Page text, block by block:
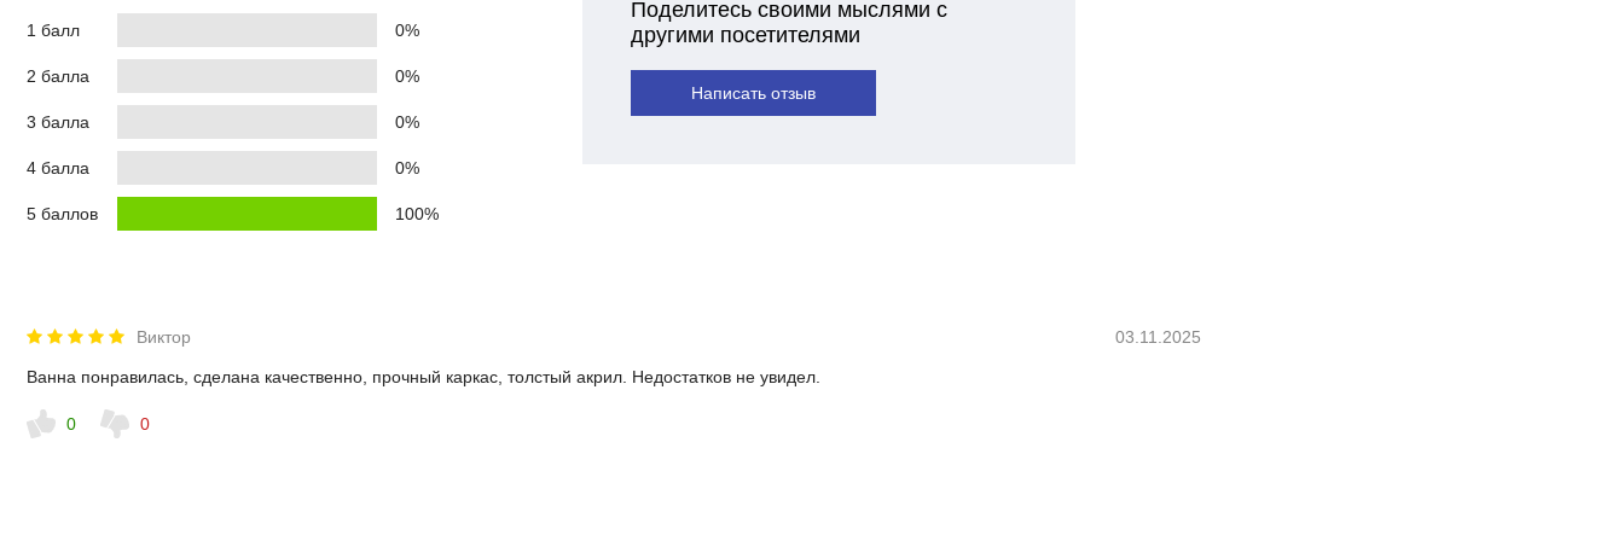
1 балл 0%
2 балла 0%
3 балла 0%
4 балла 0%
5 баллов 100%
Поделитесь своими мыслями с
другими посетителями
Написать отзыв
Виктор 03.11.2025
Ванна понравилась, сделана качественно, прочный каркас, толстый акрил. Недостатков не увидел.
0 0